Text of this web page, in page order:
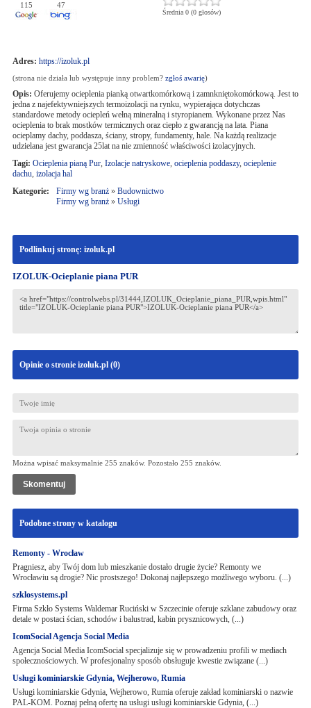
115 47
Średnia 0 (0 głosów)
Adres: https://izoluk.pl
(strona nie działa lub występuje inny problem? zgłoś awarię)
Opis: Oferujemy ocieplenia pianką otwartkomórkową i zamnkniętokomórkową. Jest to
jedna z najefektywniejszych termoizolacji na rynku, wypierająca dotychczas
standardowe metody ociepleń wełną mineralną i styropianem. Wykonane przez Nas
ocieplenia to brak mostków termicznych oraz ciepło z gwarancją na lata. Piana
ocieplamy dachy, poddasza, ściany, stropy, fundamenty, hale. Na każdą realizacje
udzielana jest gwarancja 25lat na nie zmienność właściwości izolacyjnych.
Tagi: Ocieplenia pianą Pur, Izolacje natryskowe, ocieplenia poddaszy, ocieplenie
dachu, izolacja hal
Kategorie:
Firmy wg branż» Budownictwo
Firmy wg branż» Usługi
Podlinkuj stronę: izoluk.pl
IZOLUK-Ocieplanie piana PUR
Opinie o stronie izoluk.pl (0)
Można wpisać maksymalnie 255 znaków. Pozostało 255 znaków.
Podobne strony w katalogu
Remonty - Wrocław
Pragniesz, aby Twój dom lub mieszkanie dostało drugie życie? Remonty we
Wrocławiu są drogie? Nic prostszego! Dokonaj najlepszego możliwego wyboru. (...)
szklosystems.pl
Firma Szkło Systems Waldemar Ruciński w Szczecinie oferuje szklane zabudowy oraz
detale w postaci ścian, schodów i balustrad, kabin prysznicowych, (...)
IcomSocial Agencja Social Media
Agencja Social Media IcomSocial specjalizuje się w prowadzeniu profili w mediach
społecznościowych. W profesjonalny sposób obsługuje kwestie związane (...)
Usługi kominiarskie Gdynia, Wejherowo, Rumia
Usługi kominiarskie Gdynia, Wejherowo, Rumia oferuje zakład kominiarski o nazwie
PAL-KOM. Poznaj pełną ofertę na usługi usługi kominiarskie Gdynia, (...)